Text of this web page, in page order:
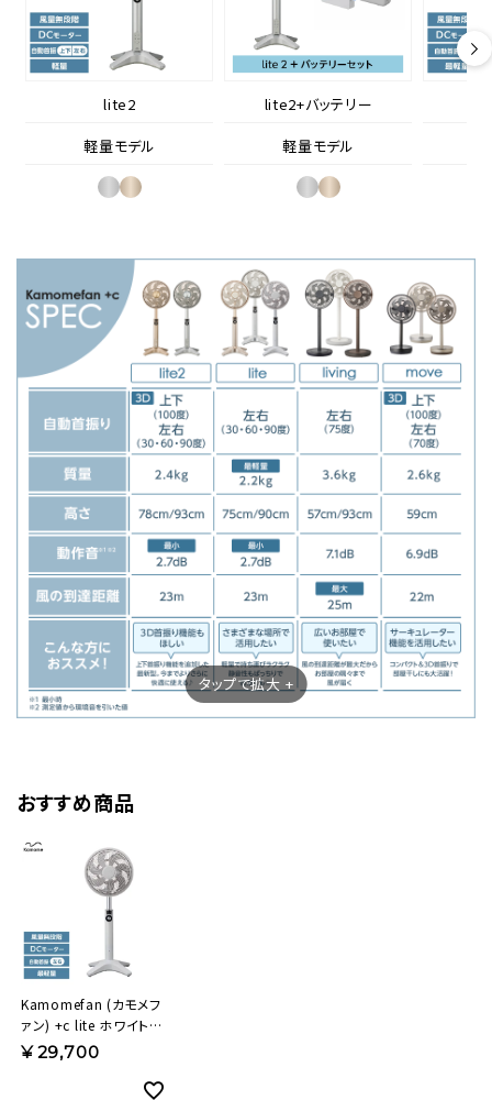
lite2
軽量モデル
lite2+バッテリー
軽量モデル
タップで拡大 +
おすすめ商品
Kamomefan (カモメフ
ァン) +c lite ホワイト
扇風機 K-
F25AYWH【KA】
¥29,700